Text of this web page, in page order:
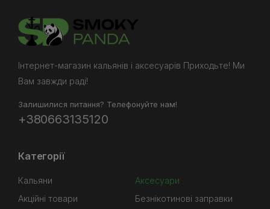
Інтернет-магазин кальянів і аксесуарів Приходьте! Ми
Вам завжди раді!
Залишилися питання? Телефонуйте нам!
+380663135120
Категорії
Кальяни
Аксесуари
Акційні товари
Безнікотинові заправки